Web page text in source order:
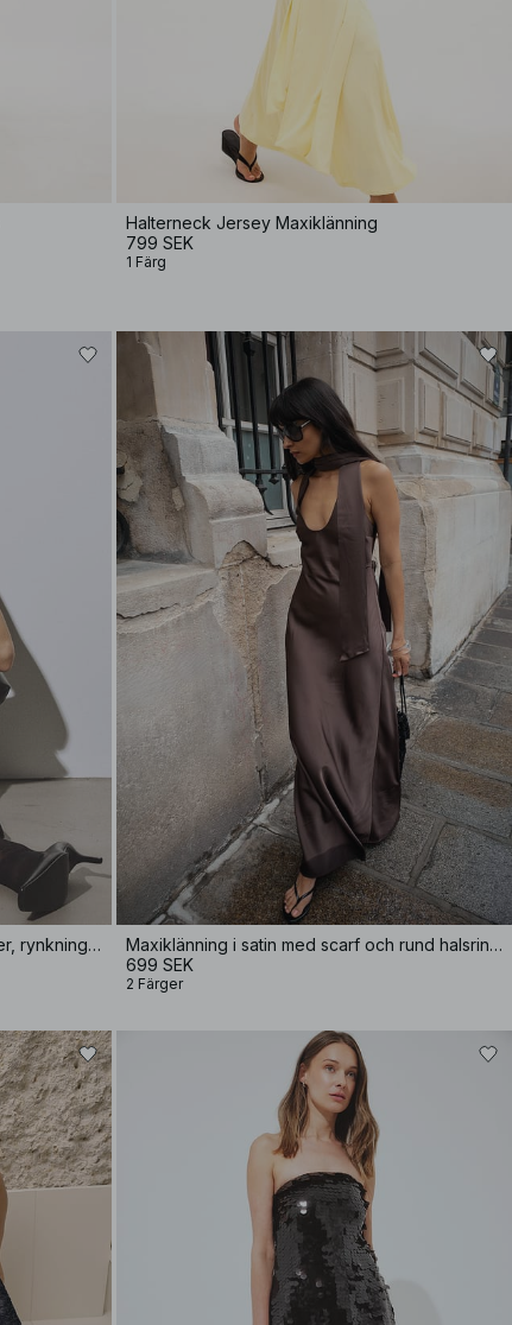
Halterneck Jersey Maxiklänning
799 SEK
1 Färg
Miniklänning i jacquard med paljetter, rynkning i höften
Maxiklänning i satin med scarf och rund halsringning
699 SEK
2 Färger